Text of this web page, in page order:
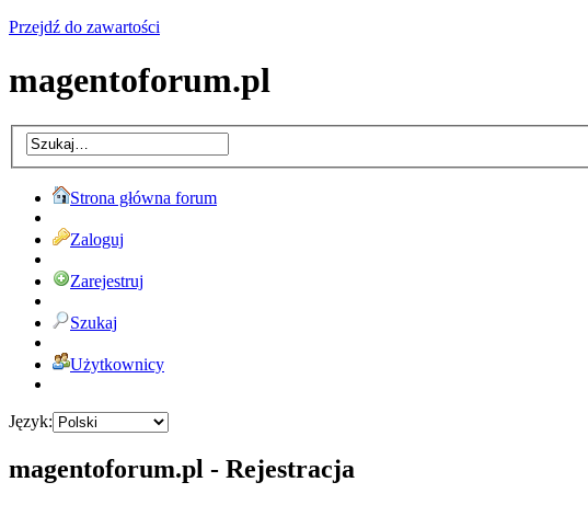
Przejdź do zawartości
magentoforum.pl
Strona główna forum
Zaloguj
Zarejestruj
Szukaj
Użytkownicy
Język:
magentoforum.pl - Rejestracja